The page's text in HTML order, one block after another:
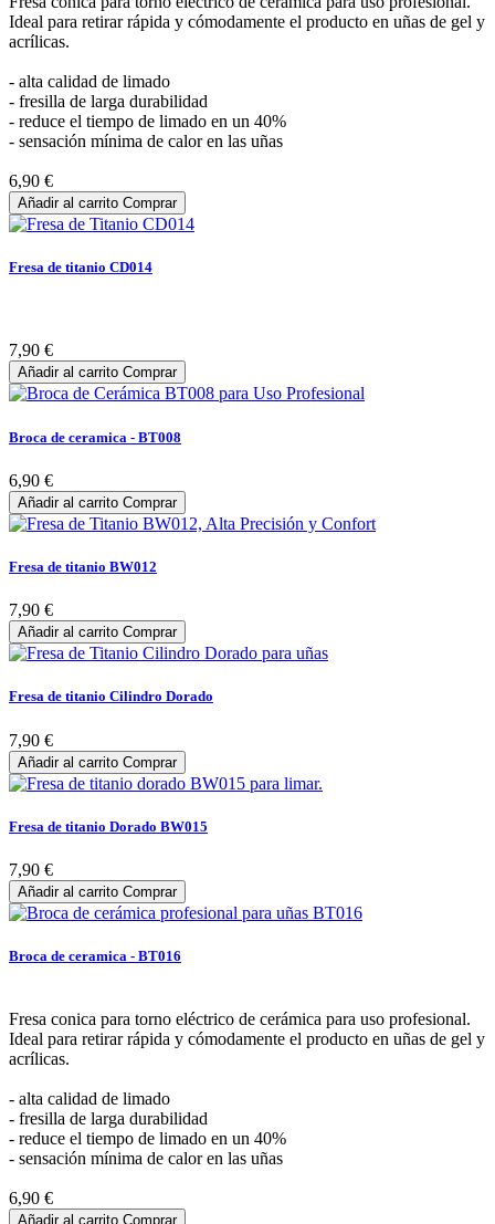
Ideal para retirar rápida y cómodamente el producto en uñas de gel y
acrílicas.
- alta calidad de limado
- fresilla de larga durabilidad
- reduce el tiempo de limado en un 40%
- sensación mínima de calor en las uñas
6,90 €
Añadir al carrito Comprar
Fresa de titanio CD014
7,90 €
Añadir al carrito Comprar
Broca de ceramica - BT008
6,90 €
Añadir al carrito Comprar
Fresa de titanio BW012
7,90 €
Añadir al carrito Comprar
Fresa de titanio Cilindro Dorado
7,90 €
Añadir al carrito Comprar
Fresa de titanio Dorado BW015
7,90 €
Añadir al carrito Comprar
Broca de ceramica - BT016
Fresa conica para torno eléctrico de cerámica para uso profesional.
Ideal para retirar rápida y cómodamente el producto en uñas de gel y
acrílicas.
- alta calidad de limado
- fresilla de larga durabilidad
- reduce el tiempo de limado en un 40%
- sensación mínima de calor en las uñas
6,90 €
Añadir al carrito Comprar